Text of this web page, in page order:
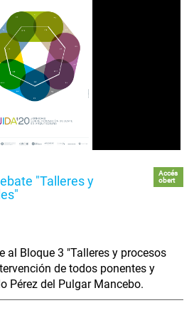
"Talleres y
Accés
obert
al Bloque 3 "Talleres y procesos
de todos ponentes y
Pérez del Pulgar Mancebo.